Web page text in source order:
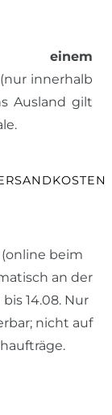
einem
innerhalb
Ausland gilt
(online beim
an der
bis 14.08. Nur
nicht auf